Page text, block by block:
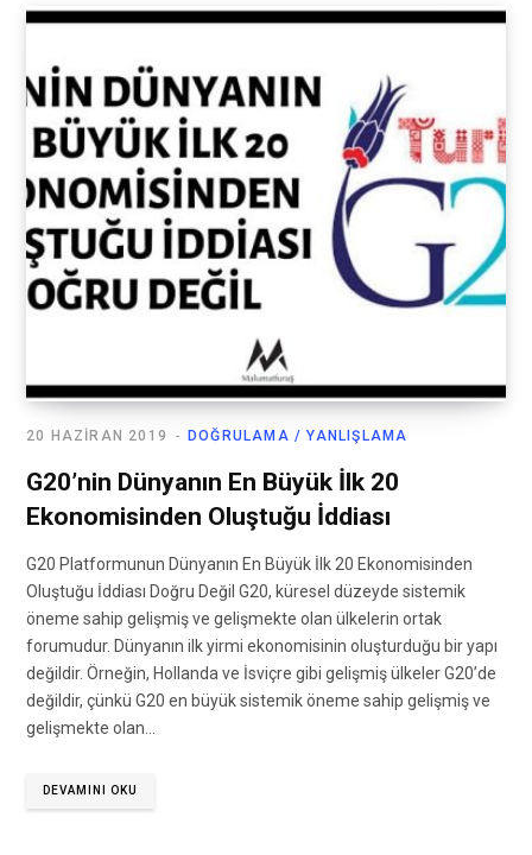
DOĞRULAMA / YANLIŞLAMA
20 HAZIRAN 2019
G20’nin Dünyanın En Büyük İlk 20
Ekonomisinden Oluştuğu İddiası
G20 Platformunun Dünyanın En Büyük İlk 20 Ekonomisinden
Oluştuğu İddiası Doğru Değil G20, küresel düzeyde sistemik
öneme sahip gelişmiş ve gelişmekte olan ülkelerin ortak
forumudur. Dünyanın ilk yirmi ekonomisinin oluşturduğu bir yapı
değildir. Örneğin, Hollanda ve İsviçre gibi gelişmiş ülkeler G20’de
değildir, çünkü G20 en büyük sistemik öneme sahip gelişmiş ve
gelişmekte olan…
DEVAMINI OKU